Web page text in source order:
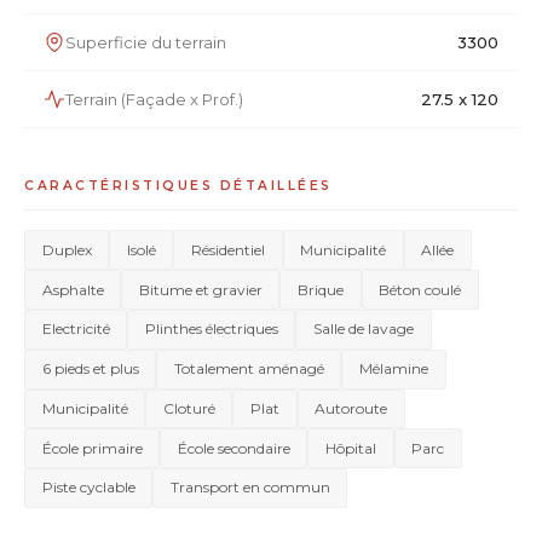
Superficie du terrain 3300
Terrain (Façade x Prof.) 27.5 x 120
CARACTÉRISTIQUES DÉTAILLÉES
Duplex Isolé Résidentiel Municipalité Allée
Asphalte Bitume et gravier Brique Béton coulé
Electricité Plinthes électriques Salle de lavage
6 pieds et plus Totalement aménagé Mélamine
Municipalité Cloturé Plat Autoroute
École primaire École secondaire Hôpital Parc
Piste cyclable Transport en commun